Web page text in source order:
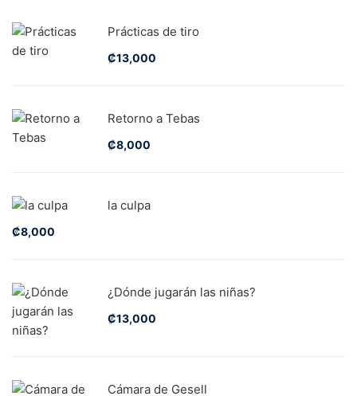
Prácticas de tiro
₡13,000
Retorno a Tebas
₡8,000
la culpa
₡8,000
¿Dónde jugarán las niñas?
₡13,000
Cámara de Gesell